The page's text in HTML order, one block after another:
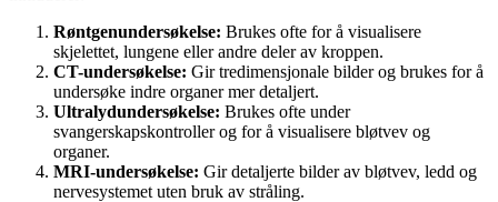
Røntgenundersøkelse: Brukes ofte for å visualisere
skjelettet, lungene eller andre deler av kroppen.
CT-undersøkelse: Gir tredimensjonale bilder og brukes for å
undersøke indre organer mer detaljert.
Ultralydundersøkelse: Brukes ofte under
svangerskapskontroller og for å visualisere bløtvev og
organer.
MRI-undersøkelse: Gir detaljerte bilder av bløtvev, ledd og
nervesystemet uten bruk av stråling.